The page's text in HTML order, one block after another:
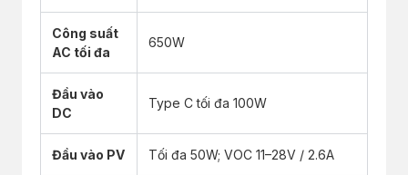
Công suất
AC tối đa
650W
Đầu vào
DC
Type C tối đa 100W
Đầu vào PV Tối đa 50W; VOC 11–28V / 2.6A